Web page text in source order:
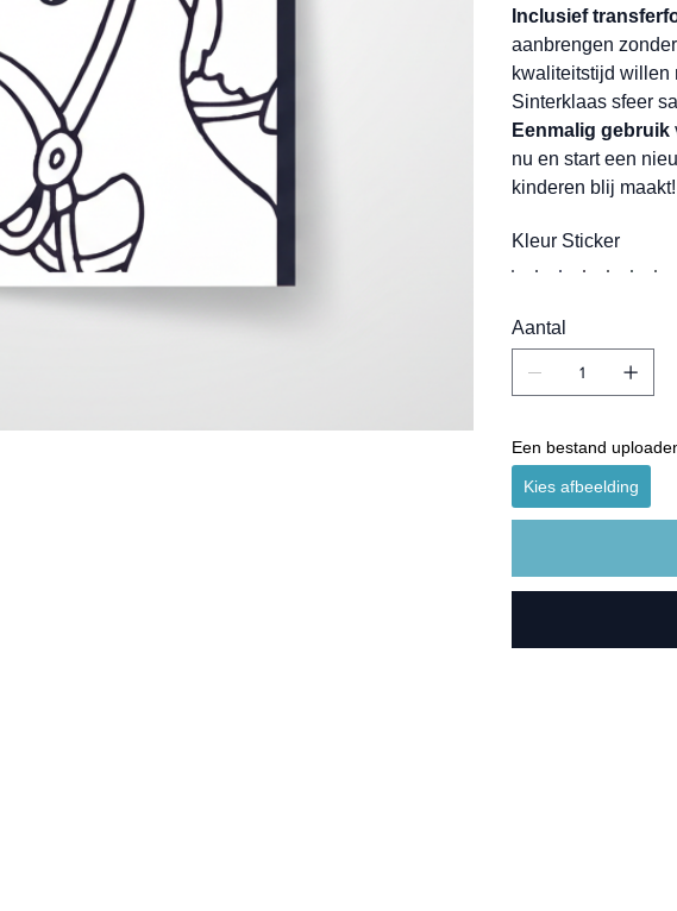
Inclusief
aanbrengen
kwaliteitstijd willen
Sinterklaas sfeer
Eenmalig gebruik
nu en start een
kinderen blij maakt!
Kleur Sticker
Aantal
Een bestand
Kies afbeelding